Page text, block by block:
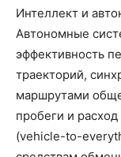
Интеллект и
Автономные
эффективность
траекторий,
маршрутами
пробеги и
(vehicle-to-